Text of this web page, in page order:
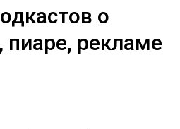
о
пиаре, рекламе